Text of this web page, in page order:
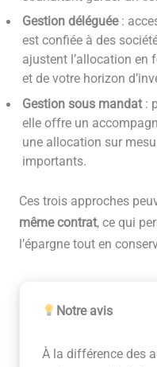
Gestion déléguée:
est confiée à des
ajustent l’allocation en
et de votre horizon
Gestion sous mandat:
elle offre un
une allocation sur
importants.
Ces trois approches
même contrat, ce qui
l’épargne tout en
Notre avis
À la différence des